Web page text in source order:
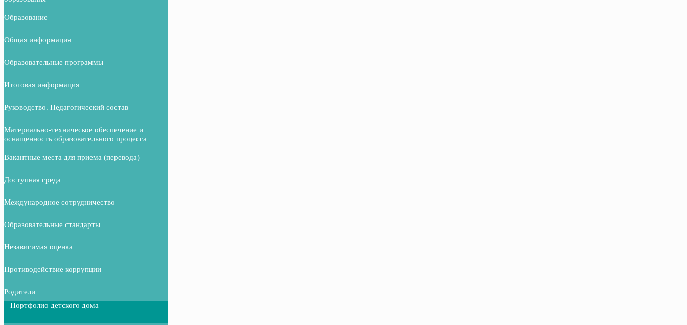
Образование
Общая информация
Образовательные программы
Итоговая информация
Руководство. Педагогический состав
Материально-техническое обеспечение и
оснащенность образовательного процесса
Вакантные места для приема (перевода)
Доступная среда
Международное сотрудничество
Образовательные стандарты
Независимая оценка
Противодействие коррупции
Родители
Портфолио детского дома